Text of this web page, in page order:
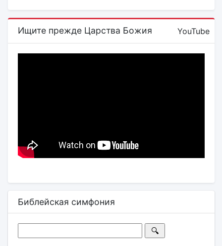
Ищите прежде Царства Божия YouTube
Библейская симфония